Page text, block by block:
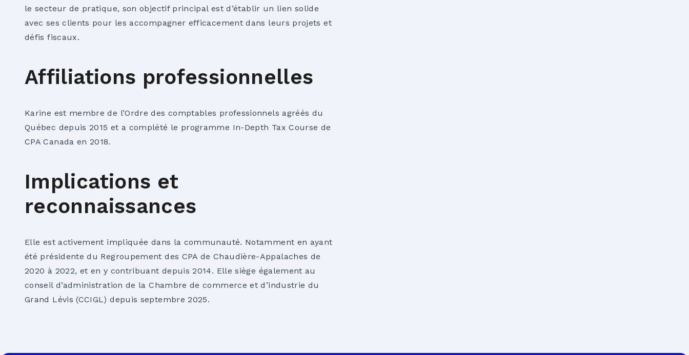
le secteur de pratique, son objectif principal est d’établir un lien solide
avec ses clients pour les accompagner efficacement dans leurs projets et
défis fiscaux.
Affiliations professionnelles
Karine est membre de l’Ordre des comptables professionnels agréés du
Québec depuis 2015 et a complété le programme In-Depth Tax Course de
CPA Canada en 2018.
Implications et
reconnaissances
Elle est activement impliquée dans la communauté. Notamment en ayant
été présidente du Regroupement des CPA de Chaudière-Appalaches de
2020 à 2022, et en y contribuant depuis 2014. Elle siège également au
conseil d’administration de la Chambre de commerce et d’industrie du
Grand Lévis (CCIGL) depuis septembre 2025.